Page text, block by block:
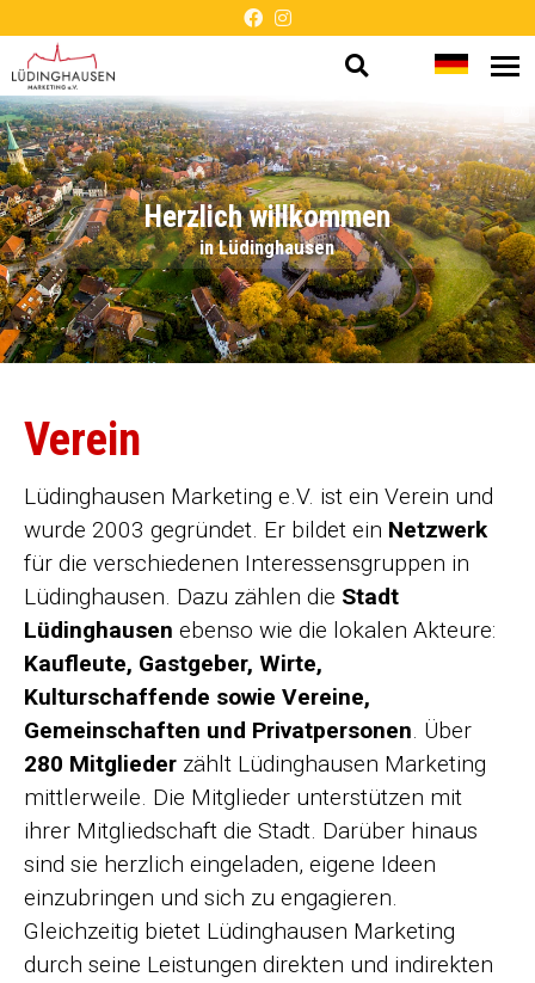
Suche
öffnen
Darstellung
Sprache
Herzlich willkommen
in Lüdinghausen
Verein
Lüdinghausen Marketing e.V. ist ein Verein und
wurde 2003 gegründet. Er bildet ein Netzwerk
für die verschiedenen Interessensgruppen in
Lüdinghausen. Dazu zählen die Stadt
Lüdinghausen ebenso wie die lokalen Akteure:
Kaufleute, Gastgeber, Wirte,
Kulturschaffende sowie Vereine,
Gemeinschaften und Privatpersonen. Über
280 Mitglieder zählt Lüdinghausen Marketing
mittlerweile. Die Mitglieder unterstützen mit
ihrer Mitgliedschaft die Stadt. Darüber hinaus
sind sie herzlich eingeladen, eigene Ideen
einzubringen und sich zu engagieren.
Gleichzeitig bietet Lüdinghausen Marketing
durch seine Leistungen direkten und indirekten